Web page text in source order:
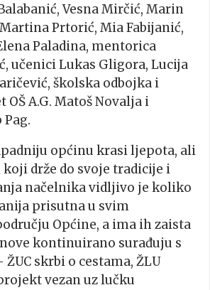
Vesna Mirčić, Marin
Prtorić, Mia Fabijanić,
Paladina, mentorica
učenici Lukas Gligora, Lucija
školska odbojka i
A.G. Matoš Novalja i
općinu krasi ljepota, ali
drže do svoje tradicije i
načelnika vidljivo je koliko
prisutna u svim
Općine, a ima ih zaista
kontinuirano surađuju s
skrbi o cestama, ŽLU
vezan uz lučku